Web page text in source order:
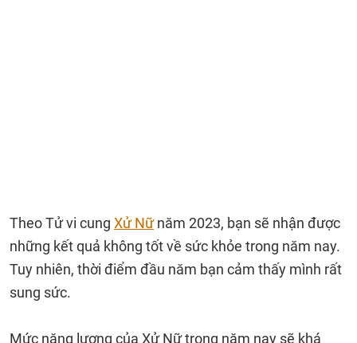
Theo Tử vi cung Xử Nữnăm 2023, bạn sẽ nhận được
những kết quả không tốt về sức khỏe trong năm nay.
Tuy nhiên, thời điểm đầu năm bạn cảm thấy mình rất
sung sức.
Mức năng lượng của Xử Nữ trong năm nay sẽ khá